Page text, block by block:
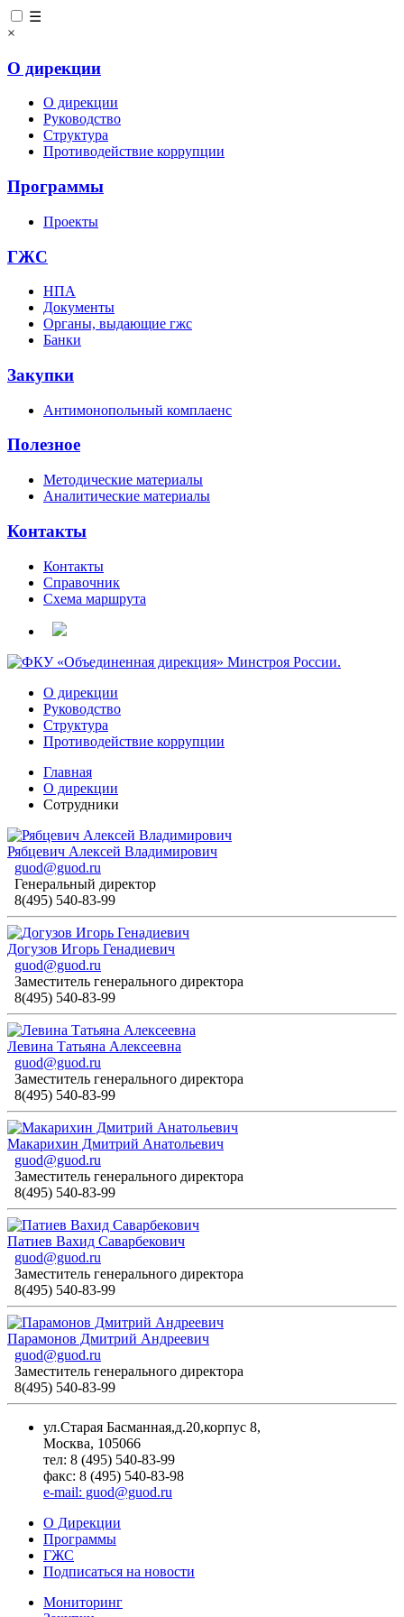
☰
×
О дирекции
О дирекции
Руководство
Структура
Противодействие коррупции
Программы
Проекты
ГЖС
НПА
Документы
Органы, выдающие гжс
Банки
Закупки
Антимонопольный комплаенс
Полезное
Методические материалы
Аналитические материалы
Контакты
Контакты
Справочник
Схема маршрута
О дирекции
Руководство
Структура
Противодействие коррупции
Главная
О дирекции
Сотрудники
Рябцевич Алексей Владимирович
guod@guod.ru
Генеральный директор
8(495) 540-83-99
Догузов Игорь Генадиевич
guod@guod.ru
Заместитель генерального директора
8(495) 540-83-99
Левина Татьяна Алексеевна
guod@guod.ru
Заместитель генерального директора
8(495) 540-83-99
Макарихин Дмитрий Анатольевич
guod@guod.ru
Заместитель генерального директора
8(495) 540-83-99
Патиев Вахид Саварбекович
guod@guod.ru
Заместитель генерального директора
8(495) 540-83-99
Парамонов Дмитрий Андреевич
guod@guod.ru
Заместитель генерального директора
8(495) 540-83-99
ул.Старая Басманная,д.20,корпус 8,
Москва, 105066
тел: 8 (495) 540-83-99
факс: 8 (495) 540-83-98
e-mail: guod@guod.ru
О Дирекции
Программы
ГЖС
Подписаться на новости
Мониторинг